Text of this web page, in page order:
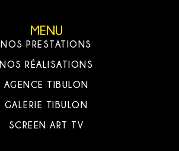
MENU
NOS PRESTATIONS
NOS RÉALISATIONS
AGENCE TIBULON
GALERIE TIBULON
SCREEN ART TV